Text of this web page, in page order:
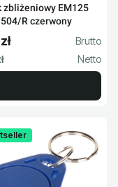
zbliżeniowy EM125
R czerwony
brutto